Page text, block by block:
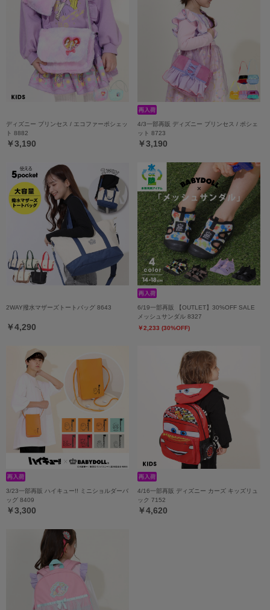
ディズニー プリンセス / エコファーポシェッ
ト 8882
￥3,190
4/3一部再販 ディズニー プリンセス / ポシェ
ット 8723
￥3,190
2WAY撥水マザーズトートバッグ 8643
￥4,290
6/19一部再販 【OUTLET】30%OFF SALE
メッシュサンダル 8327
￥2,233 (30%OFF)
3/23一部再販 ハイキュー!! ミニショルダーバ
ッグ 8409
￥3,300
4/16一部再販 ディズニー カーズ キッズリュ
ック 7152
￥4,620